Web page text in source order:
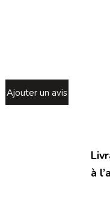
Ajouter un avis
à